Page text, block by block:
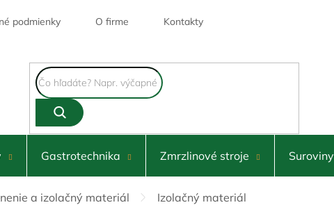
podmienky O firme Kontakty
Gastrotechnika Zmrzlinové stroje Suroviny
a izolačný materiál Izolačný materiál